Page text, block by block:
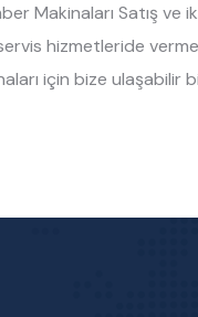
Makinaları Satış ve
hizmetleride
için bize ulaşabilir